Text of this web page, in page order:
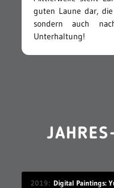
guten Laune dar,
sondern auch
Unterhaltung!
2019 Digital Paintings: